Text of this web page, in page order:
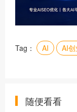
Tag： AI AI
随便看看